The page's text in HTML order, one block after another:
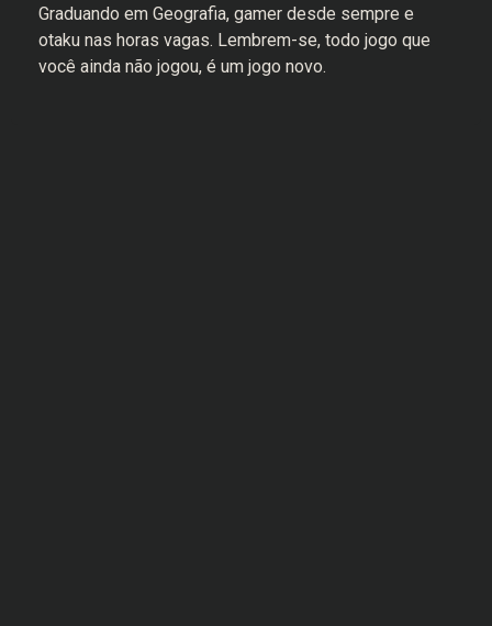
Graduando em Geografia, gamer desde sempre e
otaku nas horas vagas. Lembrem-se, todo jogo que
você ainda não jogou, é um jogo novo.